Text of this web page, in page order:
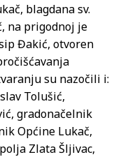
blagdana sv.
na prigodnoj je
Đakić, otvoren
su nazočili i:
Tolušić,
gradonačelnik
Općine Lukač,
Zlata Šljivac,